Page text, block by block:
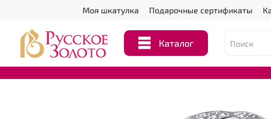
Моя шкатулка Подарочные сертификаты
Каталог